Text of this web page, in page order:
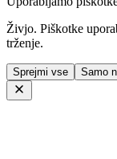
Živjo. Piškotke
trženje.
Sprejmi vse Samo